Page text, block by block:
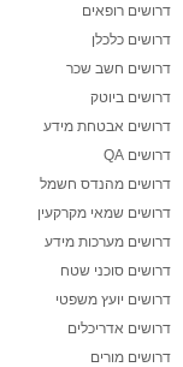
דרושים רופאים
דרושים כלכלן
דרושים חשב שכר
דרושים ביוטק
דרושים אבטחת מידע
דרושים QA
דרושים מהנדס חשמל
דרושים שמאי מקרקעין
דרושים מערכות מידע
דרושים סוכני שטח
דרושים יועץ משפטי
דרושים אדריכלים
דרושים מורים